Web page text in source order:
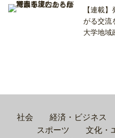
【連載
がる交流
大学地
社会 経済・ビジネス
スポーツ
文化・